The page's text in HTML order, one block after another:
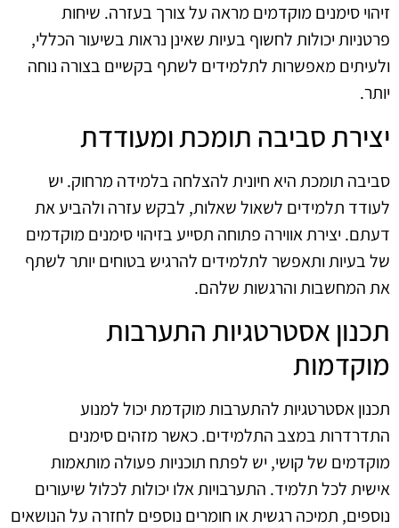
זיהוי סימנים מוקדמים מראה על צורך בעזרה. שיחות
פרטניות יכולות לחשוף בעיות שאינן נראות בשיעור הכללי,
ולעיתים מאפשרות לתלמידים לשתף בקשיים בצורה נוחה
יותר.
יצירת סביבה תומכת ומעודדת
סביבה תומכת היא חיונית להצלחה בלמידה מרחוק. יש
לעודד תלמידים לשאול שאלות, לבקש עזרה ולהביע את
דעתם. יצירת אווירה פתוחה תסייע בזיהוי סימנים מוקדמים
של בעיות ותאפשר לתלמידים להרגיש בטוחים יותר לשתף
את המחשבות והרגשות שלהם.
תכנון אסטרטגיות התערבות
מוקדמות
תכנון אסטרטגיות להתערבות מוקדמת יכול למנוע
התדרדרות במצב התלמידים. כאשר מזהים סימנים
מוקדמים של קושי, יש לפתח תוכניות פעולה מותאמות
אישית לכל תלמיד. התערבויות אלו יכולות לכלול שיעורים
נוספים, תמיכה רגשית או חומרים נוספים לחזרה על הנושאים